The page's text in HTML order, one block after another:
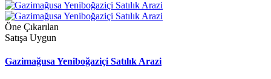
Öne Çıkarılan
Satışa Uygun
Gazimağusa Yeniboğaziçi Satılık Arazi